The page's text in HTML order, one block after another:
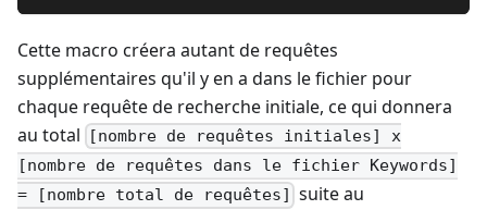
Cette macro créera autant de requêtes
supplémentaires qu'il y en a dans le fichier pour
chaque requête de recherche initiale, ce qui donnera
au total
[nombre de requêtes initiales] x
[nombre de requêtes dans le fichier Keywords]
= [nombre total de requêtes]
suite au